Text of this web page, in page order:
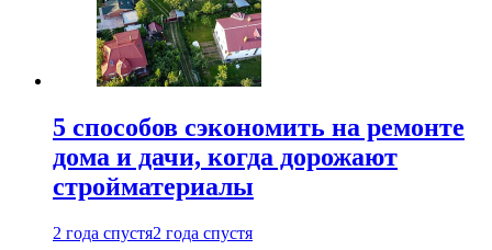
5 способов сэкономить на ремонте
дома и дачи, когда дорожают
стройматериалы
2 года спустя2 года спустя